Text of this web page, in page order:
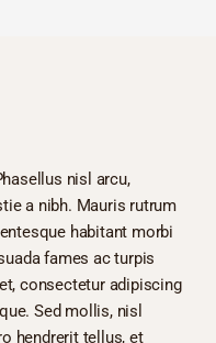
nisl arcu,
a nibh. Mauris rutrum
habitant morbi
fames ac turpis
consectetur adipiscing
Sed mollis, nisl
hendrerit tellus, et